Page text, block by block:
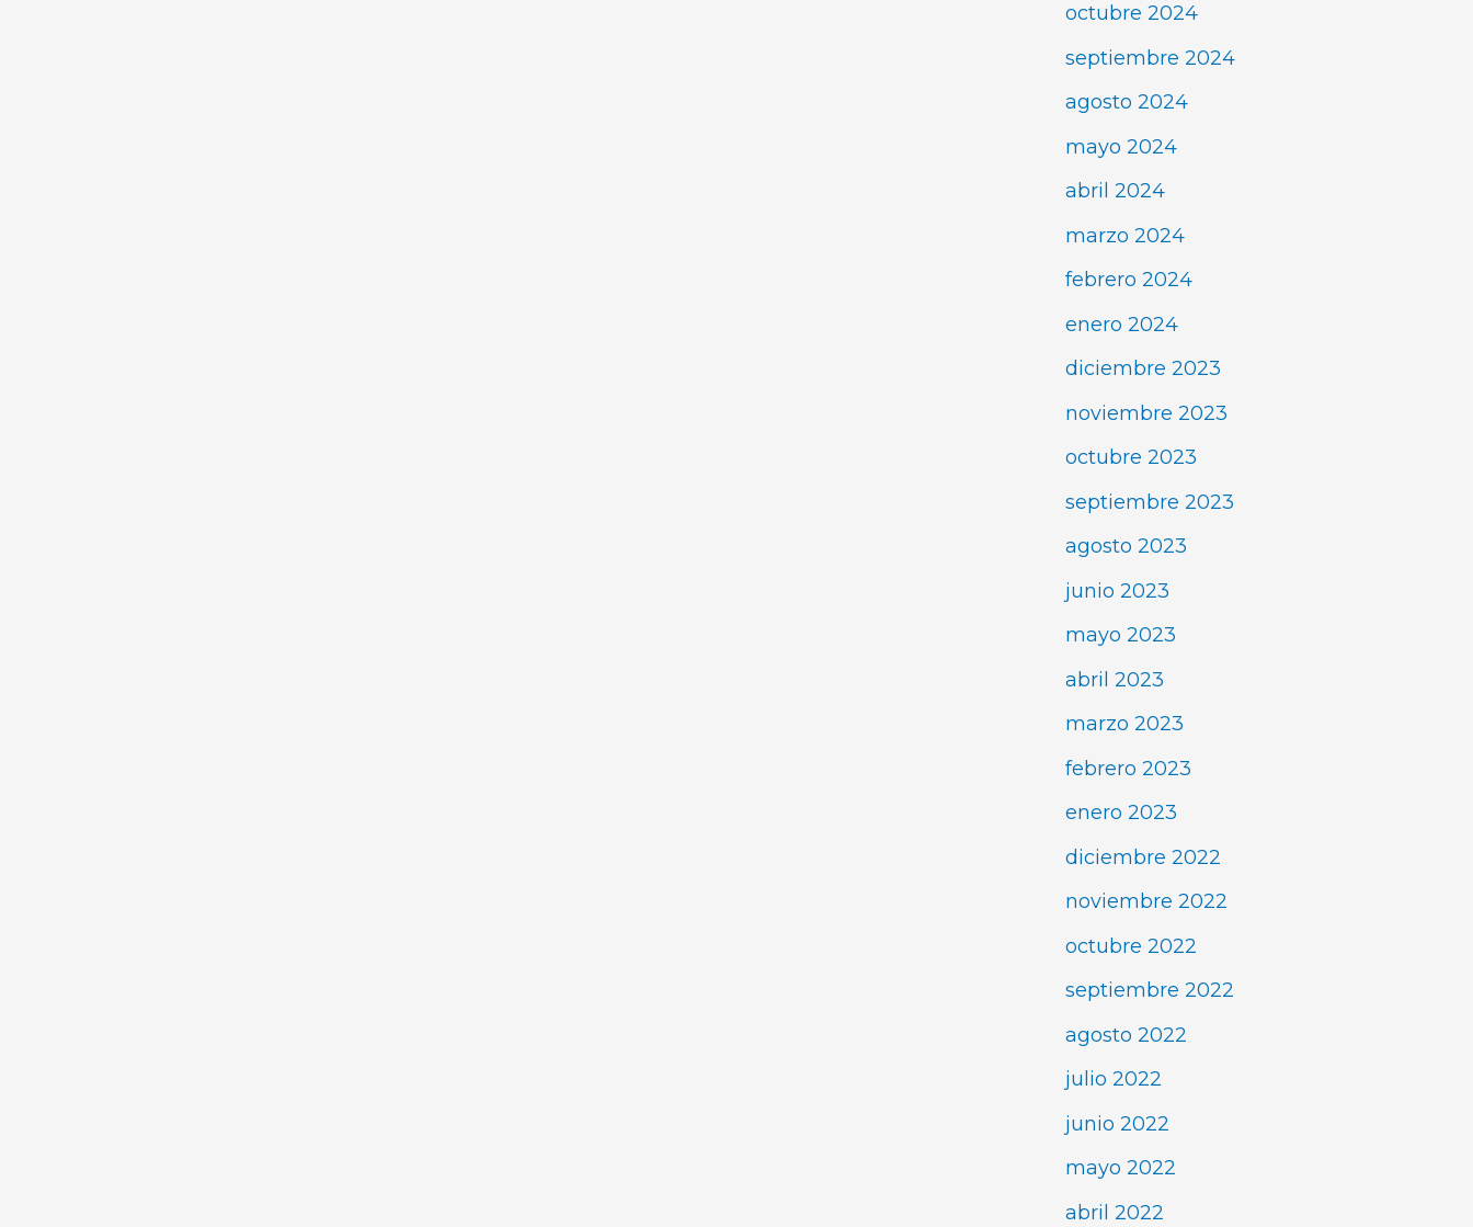
octubre 2024
septiembre 2024
agosto 2024
mayo 2024
abril 2024
marzo 2024
febrero 2024
enero 2024
diciembre 2023
noviembre 2023
octubre 2023
septiembre 2023
agosto 2023
junio 2023
mayo 2023
abril 2023
marzo 2023
febrero 2023
enero 2023
diciembre 2022
noviembre 2022
octubre 2022
septiembre 2022
agosto 2022
julio 2022
junio 2022
mayo 2022
abril 2022